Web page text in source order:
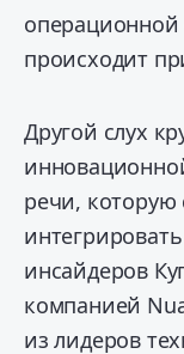
операционной
происходит
Другой слух
речи, которую
инсайдеров
компанией
из лидеров